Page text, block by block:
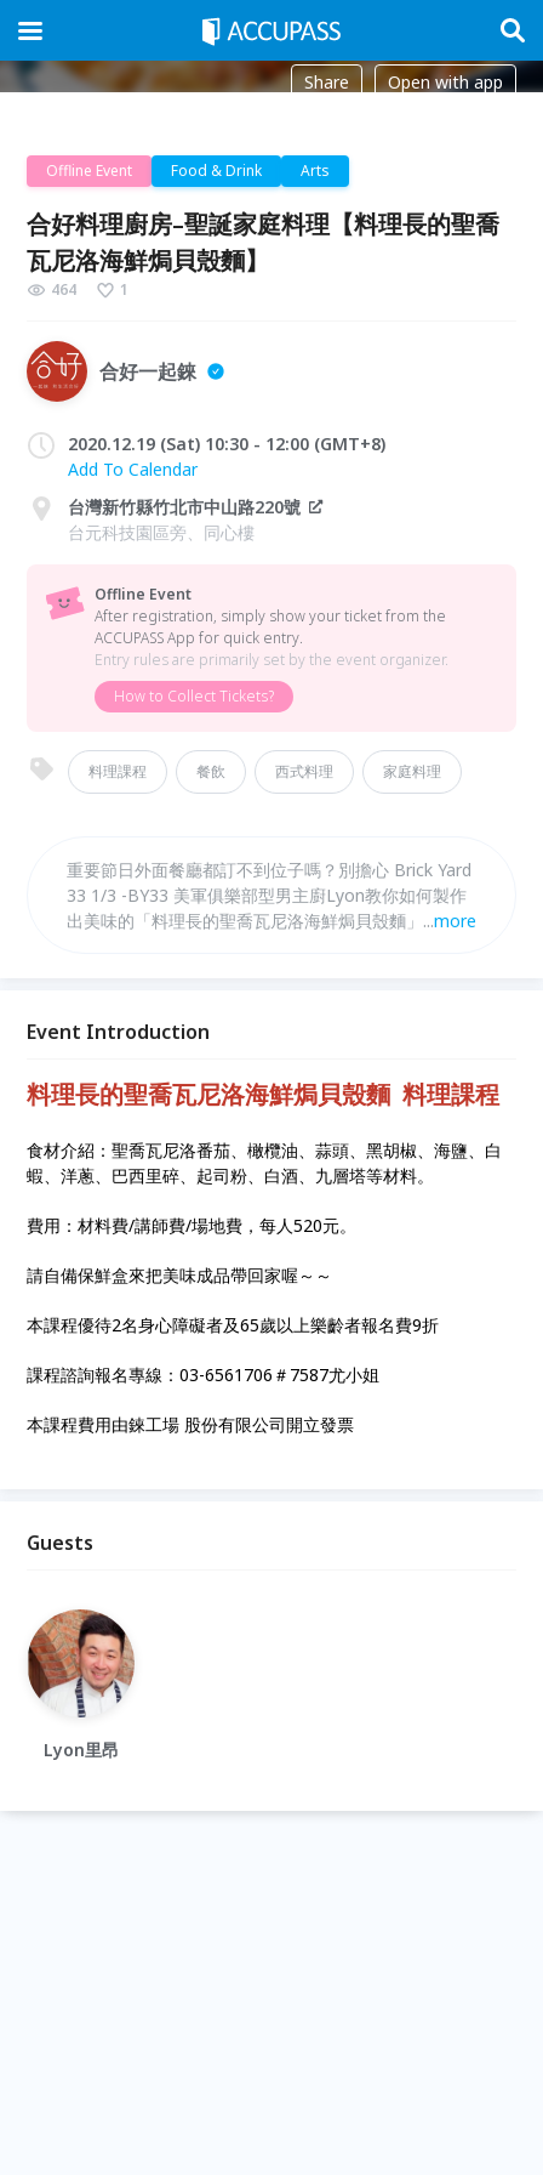
Share Open with app
Offline Event Food & Drink Arts
合好料理廚房–聖誕家庭料理【料理長的聖喬
瓦尼洛海鮮焗貝殼麵】
464 1
合好一起錸
2020.12.19 (Sat) 10:30 - 12:00 (GMT+8)
Add To Calendar
台灣新竹縣竹北市中山路220號
台元科技園區旁、同心樓
Offline Event
After registration, simply show your ticket from the
ACCUPASS App for quick entry.
Entry rules are primarily set by the event organizer.
How to Collect Tickets?
料理課程 餐飲 西式料理 家庭料理
重要節日外面餐廳都訂不到位子嗎？別擔心 Brick Yard
33 1/3 -BY33 美軍俱樂部型男主廚Lyon教你如何製作
出美味的「料理長的聖喬瓦尼洛海鮮焗貝殼麵」 讓你
...more
Event Introduction
料理長的聖喬瓦尼洛海鮮焗貝殼麵 料理課程
食材介紹：聖喬瓦尼洛番茄、橄欖油、蒜頭、黑胡椒、海鹽、白
蝦、洋蔥、巴西里碎、起司粉、白酒、九層塔等材料。
費用：材料費/講師費/場地費，每人520元。
請自備保鮮盒來把美味成品帶回家喔～～
本課程優待2名身心障礙者及65歲以上樂齡者報名費9折
課程諮詢報名專線：03-6561706＃7587尤小姐
本課程費用由錸工場 股份有限公司開立發票
Guests
Lyon里昂